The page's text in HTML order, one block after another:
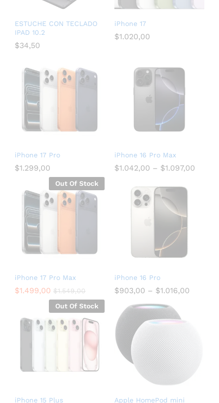
ESTUCHE CON TECLADO
IPAD 10.2
$34,50
iPhone 17
$1.020,00
iPhone 17 Pro
$1.299,00
iPhone 16 Pro Max
$1.042,00 – $1.097,00
Out Of Stock
iPhone 17 Pro Max
$1.499,00 $1.549,00
iPhone 16 Pro
$903,00 – $1.016,00
Out Of Stock
iPhone 15 Plus Apple HomePod mini